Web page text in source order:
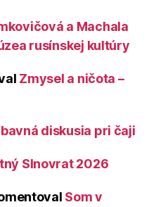
a Machala
rusínskej kultúry
Zmysel a ničota –
diskusia pri čaji
Slnovrat 2026
Som v